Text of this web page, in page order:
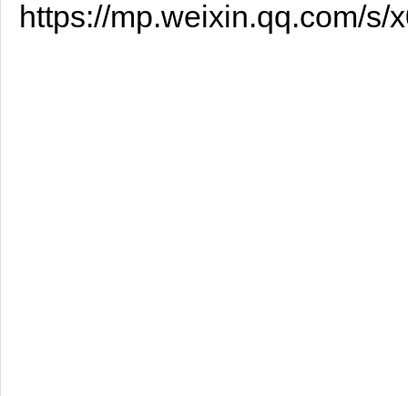
https://mp.weixin.qq.com/s/